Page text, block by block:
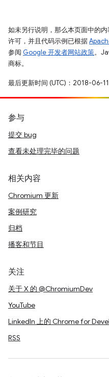
如未另行说明，那么本页面中的
许可，并且代码示例已根据
参阅 Google 开发者网站政策。
商标。
最后更新时间 (UTC)：2018-06-11
参与
提交 bug
查看未处理完毕的问题
相关内容
Chromium 更新
案例研究
归档
播客和节目
关注
关于 X 的 @ChromiumDev
YouTube
LinkedIn 上的 Chrome for
RSS